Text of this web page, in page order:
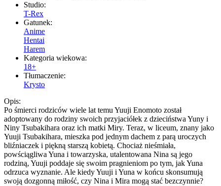
Studio:
T-Rex
Gatunek:
Anime
Hentai
Harem
Kategoria wiekowa:
18+
Tłumaczenie:
Krysto
Opis:
Po śmierci rodziców wiele lat temu Yuuji Enomoto został
adoptowany do rodziny swoich przyjaciółek z dzieciństwa Yuny i
Niny Tsubakihara oraz ich matki Miry. Teraz, w liceum, znany jako
Yuuji Tsubakihara, mieszka pod jednym dachem z parą uroczych
bliźniaczek i piękną starszą kobietą. Chociaż nieśmiała,
powściągliwa Yuna i towarzyska, utalentowana Nina są jego
rodziną, Yuuji poddaje się swoim pragnieniom po tym, jak Yuna
odrzuca wyznanie. Ale kiedy Yuuji i Yuna w końcu skonsumują
swoją dozgonną miłość, czy Nina i Mira mogą stać bezczynnie?